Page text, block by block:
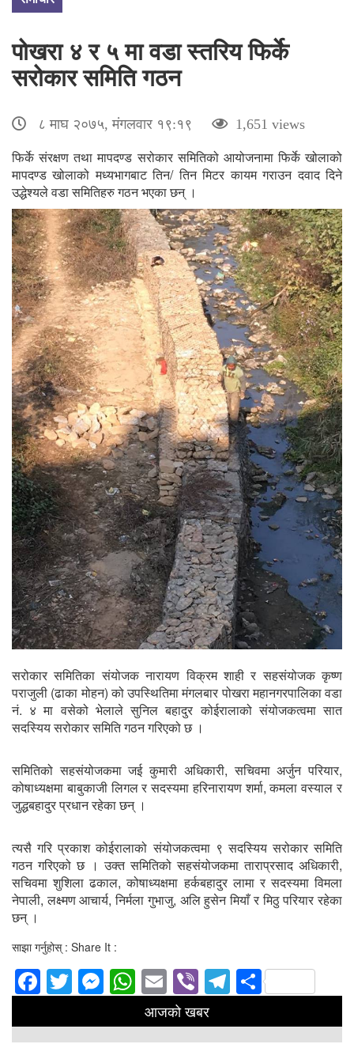
पोखरा ४ र ५ मा वडा स्तरिय फिर्के
सरोकार समिति गठन
८ माघ २०७५, मंगलवार १९:१९ 1,651 views
फिर्के संरक्षण तथा मापदण्ड सरोकार समितिको आयोजनामा फिर्के खोलाको
मापदण्ड खोलाको मध्यभागबाट तिन/ तिन मिटर कायम गराउन दवाद दिने
उद्धेश्यले वडा समितिहरु गठन भएका छन् ।
सरोकार समितिका संयोजक नारायण विक्रम शाही र सहसंयोजक कृष्ण
पराजुली (ढाका मोहन) को उपस्थितिमा मंगलबार पोखरा महानगरपालिका वडा
नं. ४ मा वसेको भेलाले सुनिल बहादुर कोईरालाको संयोजकत्वमा सात
सदस्यिय सरोकार समिति गठन गरिएको छ ।
समितिको सहसंयोजकमा जई कुमारी अधिकारी, सचिवमा अर्जुन परियार,
कोषाध्यक्षमा बाबुकाजी लिगल र सदस्यमा हरिनारायण शर्मा, कमला वस्याल र
जुद्धबहादुर प्रधान रहेका छन् ।
त्यसै गरि प्रकाश कोईरालाको संयोजकत्वमा ९ सदस्यिय सरोकार समिति
गठन गरिएको छ । उक्त समितिको सहसंयोजकमा ताराप्रसाद अधिकारी,
सचिवमा शुशिला ढकाल, कोषाध्यक्षमा हर्कबहादुर लामा र सदस्यमा विमला
नेपाली, लक्ष्मण आचार्य, निर्मला गुभाजु, अलि हुसेन मियाँ र मिठु परियार रहेका
छन् ।
साझा गर्नुहोस् : Share It :
Facebook
Twitter
Messenger
WhatsApp
EmailViberTelegram
Share
आजको खबर